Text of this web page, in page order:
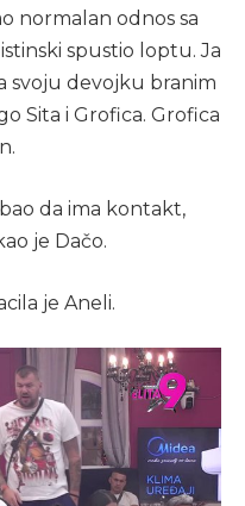
normalan odnos sa
spustio loptu. Ja
svoju devojku branim
Sita i Grofica. Grofica
da ima kontakt,
je Dačo.
je Aneli.